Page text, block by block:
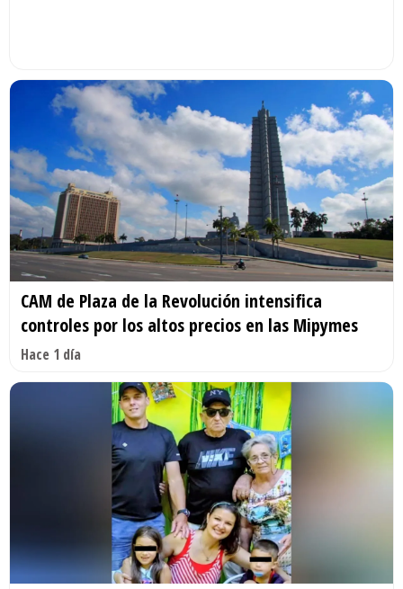
CAM de Plaza de la Revolución intensifica
controles por los altos precios en las Mipymes
Hace 1 día